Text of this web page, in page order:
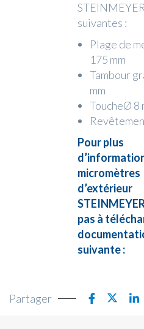
suivantes :
Plage de
175 mm
Tambour
mm
ToucheØ 8
Pour plus
micromètres
d’extérieur
pas à
suivante :
Partager